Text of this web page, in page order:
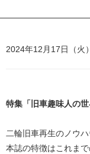
2024年12月17日（火
特集「旧車趣味人の世
二輪旧車再生のノウ
本誌の特徴はこれま